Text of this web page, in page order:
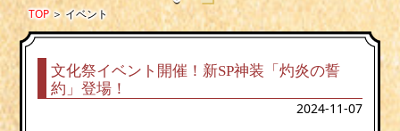
TOP＞イベント
文化祭イベント開催！新SP神装「灼炎の誓
約」登場！
2024-11-07